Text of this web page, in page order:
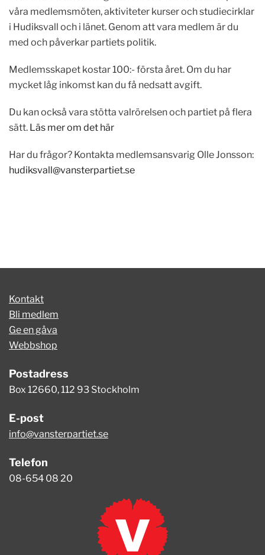
våra medlemsmöten, aktiviteter kurser och studiecirklar
i Hudiksvall och i länet. Genom att vara medlem är du
med och påverkar partiets politik.
Medlemsskapet kostar 100:- första året. Om du har
mycket låg inkomst kan du få nedsatt avgift.
Du kan också vara stötta valrörelsen och partiet på flera
sätt. Läs mer om det här
Har du frågor? Kontakta medlemsansvarig Olle Jonsson:
hudiksvall@vansterpartiet.se
Kontakt
Bli medlem
Ge en gåva
Webbshop
Postadress
Box 12660, 112 93 Stockholm
E-post
info@vansterpartiet.se
Telefon
08-654 08 20